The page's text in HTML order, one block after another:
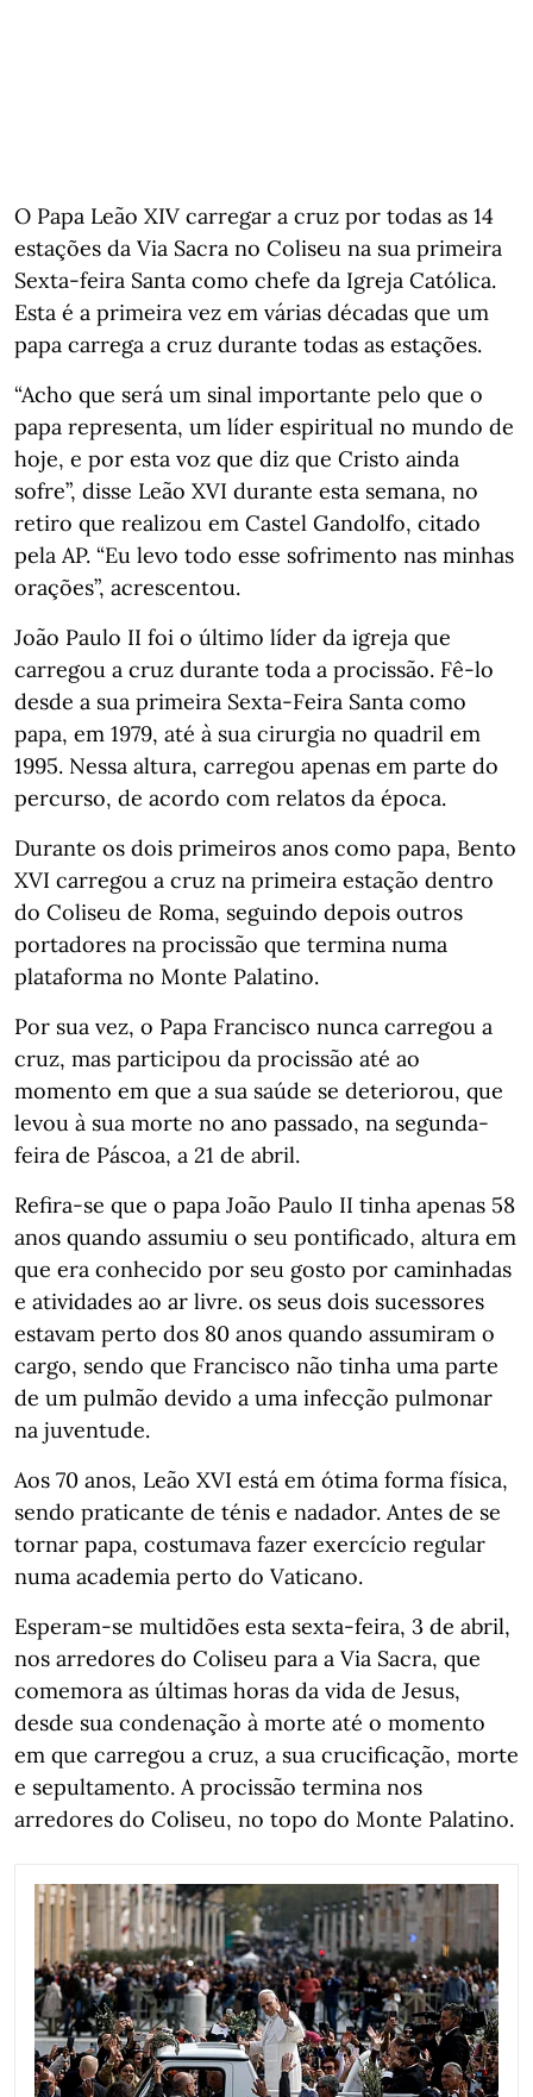
O Papa Leão XIV carregar a cruz por todas as 14
estações da Via Sacra no Coliseu na sua primeira
Sexta-feira Santa como chefe da Igreja Católica.
Esta é a primeira vez em várias décadas que um
papa carrega a cruz durante todas as estações.
“Acho que será um sinal importante pelo que o
papa representa, um líder espiritual no mundo de
hoje, e por esta voz que diz que Cristo ainda
sofre”, disse Leão XVI durante esta semana, no
retiro que realizou em Castel Gandolfo, citado
pela AP. “Eu levo todo esse sofrimento nas minhas
orações”, acrescentou.
João Paulo II foi o último líder da igreja que
carregou a cruz durante toda a procissão. Fê-lo
desde a sua primeira Sexta-Feira Santa como
papa, em 1979, até à sua cirurgia no quadril em
1995. Nessa altura, carregou apenas em parte do
percurso, de acordo com relatos da época.
Durante os dois primeiros anos como papa, Bento
XVI carregou a cruz na primeira estação dentro
do Coliseu de Roma, seguindo depois outros
portadores na procissão que termina numa
plataforma no Monte Palatino.
Por sua vez, o Papa Francisco nunca carregou a
cruz, mas participou da procissão até ao
momento em que a sua saúde se deteriorou, que
levou à sua morte no ano passado, na segunda-
feira de Páscoa, a 21 de abril.
Refira-se que o papa João Paulo II tinha apenas 58
anos quando assumiu o seu pontificado, altura em
que era conhecido por seu gosto por caminhadas
e atividades ao ar livre. os seus dois sucessores
estavam perto dos 80 anos quando assumiram o
cargo, sendo que Francisco não tinha uma parte
de um pulmão devido a uma infecção pulmonar
na juventude.
Aos 70 anos, Leão XVI está em ótima forma física,
sendo praticante de ténis e nadador. Antes de se
tornar papa, costumava fazer exercício regular
numa academia perto do Vaticano.
Esperam-se multidões esta sexta-feira, 3 de abril,
nos arredores do Coliseu para a Via Sacra, que
comemora as últimas horas da vida de Jesus,
desde sua condenação à morte até o momento
em que carregou a cruz, a sua crucificação, morte
e sepultamento. A procissão termina nos
arredores do Coliseu, no topo do Monte Palatino.